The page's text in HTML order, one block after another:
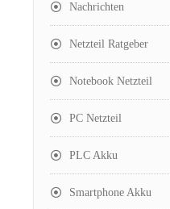
Nachrichten
Netzteil Ratgeber
Notebook Netzteil
PC Netzteil
PLC Akku
Smartphone Akku